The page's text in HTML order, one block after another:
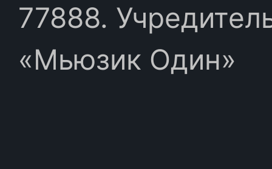
77888.
«Мьюзик Один»